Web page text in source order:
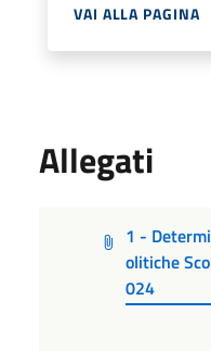
VAI ALLA PAGINA
Allegati
1 -
olitiche
024